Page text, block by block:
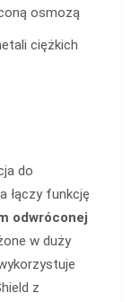
osmozą
ciężkich
do
łączy funkcję
odwróconej
w duży
z